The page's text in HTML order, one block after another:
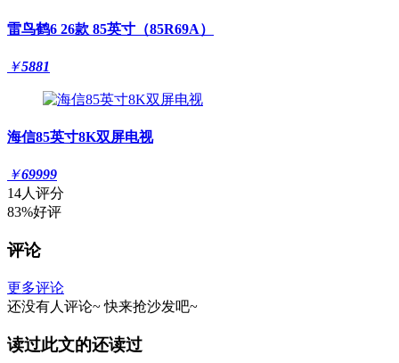
雷鸟鹤6 26款 85英寸（85R69A）
￥5881
海信85英寸8K双屏电视
￥69999
14人评分
83%好评
评论
更多评论
还没有人评论~ 快来抢沙发吧~
读过此文的还读过